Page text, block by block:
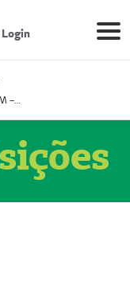
Login
Prestador CERPAM – Centro de Reabilitação S/S Ltda-ME (52004274-8)